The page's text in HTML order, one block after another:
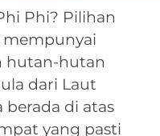
Phi? Pilihan
mempunyai
hutan-hutan
dari Laut
berada di atas
yang pasti